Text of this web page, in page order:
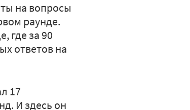
на вопросы
раунде.
где за 90
ответов на
17
И здесь он